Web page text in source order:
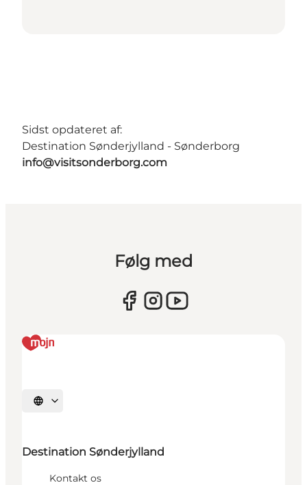
Sidst opdateret af:
Destination Sønderjylland - Sønderborg
info@visitsonderborg.com
Følg med
Vælg sprog
Destination Sønderjylland
Kontakt os